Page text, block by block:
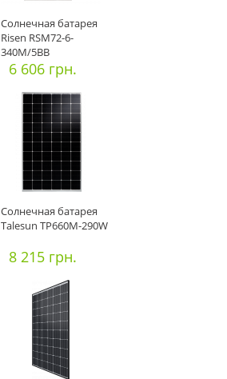
Солнечная батарея
Risen RSM72-6-
340M/5ВВ
6 606 грн.
Солнечная батарея
Talesun TP660M-290W
8 215 грн.